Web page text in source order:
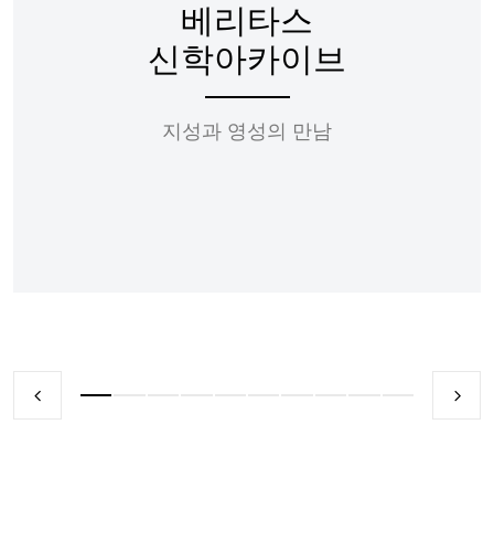
베리타스
신학아카이브
지성과 영성의 만남